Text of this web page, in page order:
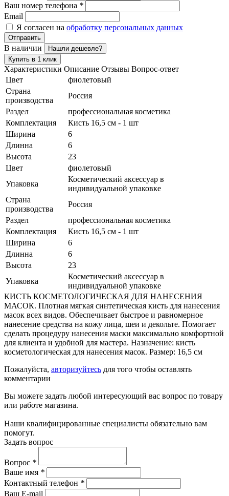
Ваш номер телефона *
Email
Я согласен на обработку персональных данных
Отправить
В наличии
Нашли дешевле?
Купить в 1 клик
Характеристики Описание Отзывы Вопрос-ответ
Цвет
фиолетовый
Страна
производства
Россия
Раздел
профессиональная косметика
Комплектация
Кисть 16,5 см - 1 шт
Ширина
6
Длинна
6
Высота
23
Цвет
фиолетовый
Упаковка
Косметический аксессуар в
индивидуальной упаковке
Страна
производства
Россия
Раздел
профессиональная косметика
Комплектация
Кисть 16,5 см - 1 шт
Ширина
6
Длинна
6
Высота
23
Упаковка
Косметический аксессуар в
индивидуальной упаковке
КИСТЬ КОСМЕТОЛОГИЧЕСКАЯ ДЛЯ НАНЕСЕНИЯ
МАСОК. Плотная мягкая синтетическая кисть для нанесения
масок всех видов. Обеспечивает быстрое и равномерное
нанесение средства на кожу лица, шеи и декольте. Помогает
сделать процедуру нанесения маски максимально комфортной
для клиента и удобной для мастера. Назначение: кисть
косметологическая для нанесения масок. Размер: 16,5 см
Пожалуйста, авторизуйтесь для того чтобы оставлять
комментарии
Вы можете задать любой интересующий вас вопрос по товару
или работе магазина.
Наши квалифицированные специалисты обязательно вам
помогут.
Задать вопрос
Вопрос *
Ваше имя *
Контактный телефон *
Ваш E-mail